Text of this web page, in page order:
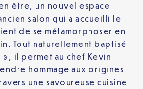
être, un nouvel espace
salon qui a accueilli le
de se métamorphoser en
Tout naturellement baptisé
il permet au chef Kevin
hommage aux origines
une savoureuse cuisine